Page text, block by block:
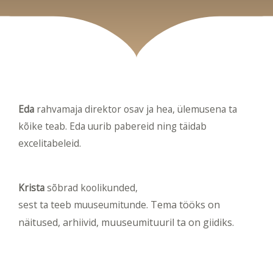
Eda rahvamaja direktor osav ja hea, ülemusena ta
kõike teab. Eda uurib pabereid ning täidab
excelitabeleid.
Kristasõbrad koolikunded,
sest ta teeb muuseumitunde. Tema tööks on
näitused, arhiivid, muuseumituuril ta on giidiks.